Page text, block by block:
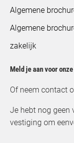
Algemene
Algemene
zakelijk
Meld je aan voor
Of neem contact
Je hebt nog geen
vestiging om